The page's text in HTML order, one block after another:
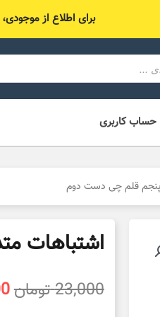
برای اطلاع از موجودی، عکس کتاب رو به
حساب کاربری
پنجم قلم چی دست دوم
اشتباهات
23,000تومان